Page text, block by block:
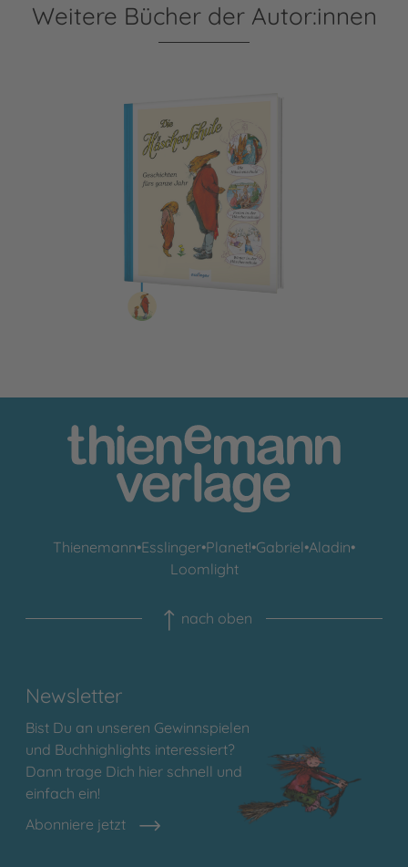
Weitere Bücher der Autor:innen
Die Häschenschule: Geschichten fürs ganze Jahr
Thienemann•Esslinger•Planet!•Gabriel•Aladin•
Loomlight
nach oben
Newsletter
Bist Du an unseren Gewinnspielen
und Buchhighlights interessiert?
Dann trage Dich hier schnell und
einfach ein!
Abonniere jetzt